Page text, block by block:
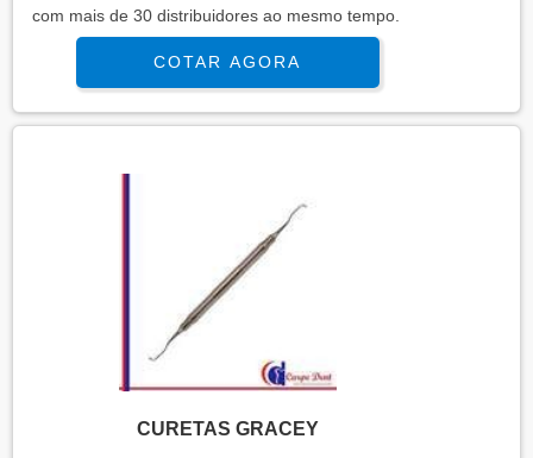
com mais de 30 distribuidores ao mesmo tempo.
COTAR AGORA
CURETAS GRACEY